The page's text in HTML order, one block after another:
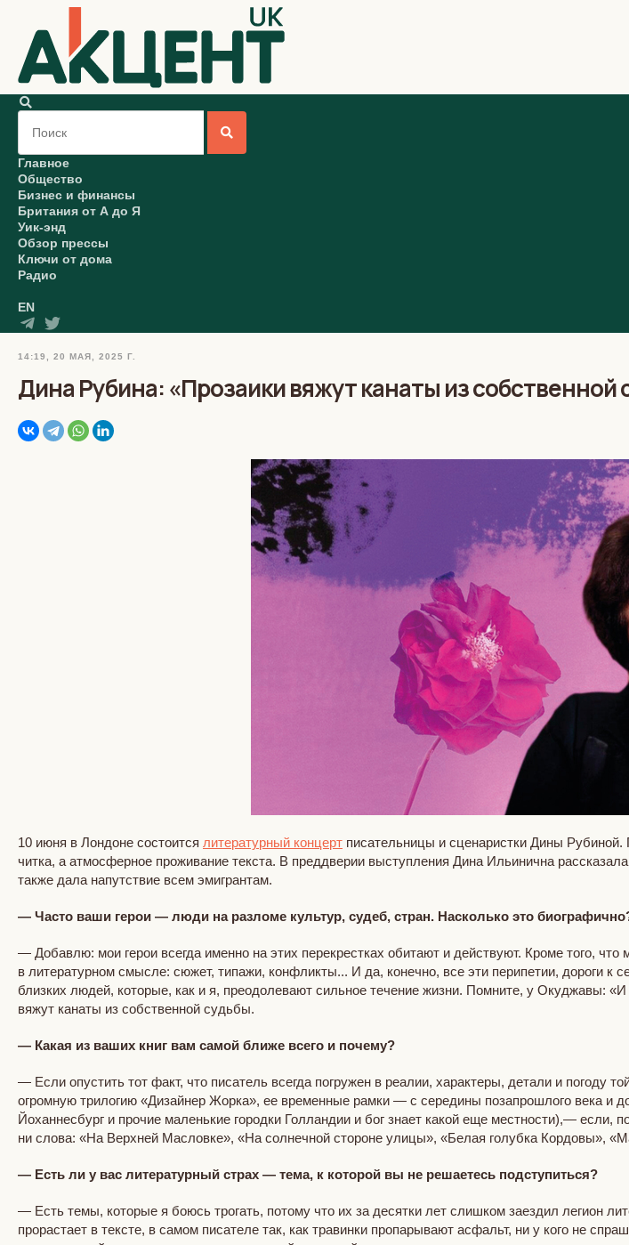
Главное
Общество
Бизнес и финансы
Британия от А до Я
Уик-энд
Обзор прессы
Ключи от дома
Радио
EN
14:19, 20 МАЯ, 2025 Г.
Дина Рубина: «Прозаики вяжут канаты из собственной
10 июня в Лондоне состоится литературный концерт писательницы и сценаристки Дины Рубиной.
читка, а атмосферное проживание текста. В преддверии выступления Дина Ильинична
также дала напутствие всем эмигрантам.
— Часто ваши герои — люди на разломе культур, судеб, стран. Насколько это
— Добавлю: мои герои всегда именно на этих перекрестках обитают и действуют. Кроме того,
в литературном смысле: сюжет, типажи, конфликты... И да, конечно, все эти перипетии, дороги
близких людей, которые, как и я, преодолевают сильное течение жизни. Помните, у Окуджавы:
вяжут канаты из собственной судьбы.
— Какая из ваших книг вам самой ближе всего и почему?
— Если опустить тот факт, что писатель всегда погружен в реалии, характеры, детали и погоду
огромную трилогию «Дизайнер Жорка», ее временные рамки — с середины позапрошлого века и
Йоханнесбург и прочие маленькие городки Голландии и бог знает какой еще местности),—
ни слова: «На Верхней Масловке», «На солнечной стороне улицы», «Белая голубка Кордовы»,
— Есть ли у вас литературный страх — тема, к которой вы не решаетесь подступиться?
— Есть темы, которые я боюсь трогать, потому что их за десятки лет слишком заездил легион
прорастает в тексте, в самом писателе так, как травинки пропарывают асфальт, ни у кого не